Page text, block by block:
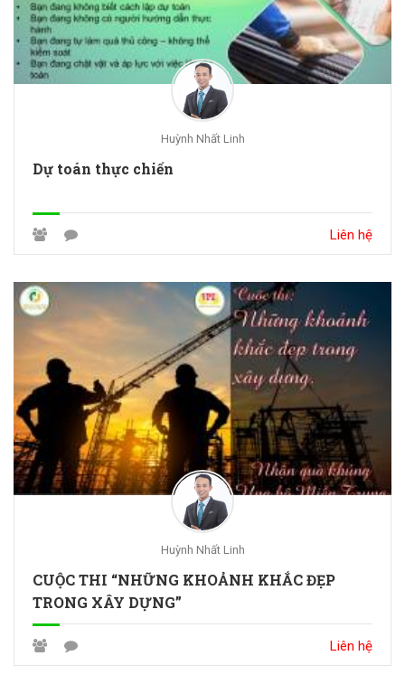
Huỳnh Nhất Linh
Dự toán thực chiến
Liên hệ
Huỳnh Nhất Linh
CUỘC THI “NHỮNG KHOẢNH KHẮC ĐẸP
TRONG XÂY DỰNG”
Liên hệ